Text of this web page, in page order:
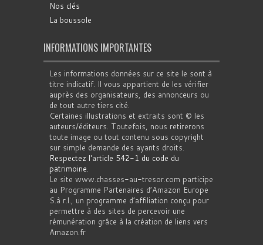
Nos clés
La boussole
INFORMATIONS IMPORTANTES
Les informations données sur ce site le sont à
titre indicatif. Il vous appartient de les vérifier
auprès des organisateurs, des annonceurs ou
de tout autre tiers cité.
Certaines illustrations et extraits sont © les
auteurs/éditeurs. Toutefois, nous retirerons
toute image ou tout contenu sous copyright
sur simple demande des ayants droits.
Respectez l'article 542-1 du code du
patrimoine.
Le site www.chasses-au-tresor.com participe
au Programme Partenaires d’Amazon Europe
S.à r.l., un programme d’affiliation conçu pour
permettre à des sites de percevoir une
rémunération grâce à la création de liens vers
Amazon.fr